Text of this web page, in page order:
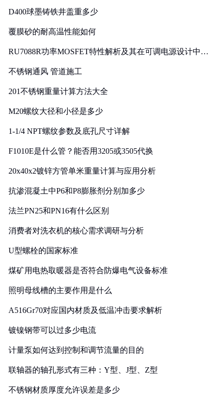
D400球墨铸铁井盖重多少
覆膜砂的耐高温性能如何
RU7088R功率MOSFET特性解析及其在可调电源设计中的
不锈钢通风 管道施工
201不锈钢重量计算方法大全
M20螺纹大径和小径是多少
1-1/4 NPT螺纹参数及底孔尺寸详解
F1010E是什么管？能否用3205或3505代换
20x40x2镀锌方管单米重量计算与应用分析
抗渗混凝土中P6和P8膨胀剂分别加多少
法兰PN25和PN16有什么区别
消费者对洗衣机的核心需求调研与分析
U型螺栓的国家标准
煤矿用电热取暖器是否符合防爆电气设备标准
照明母线槽的主要作用是什么
A516Gr70对应国内材质及低温冲击要求解析
镀镍钢带可以过多少电流
计量泵如何达到控制和调节流量的目的
联轴器的轴孔形式有三种：Y型、J型、Z型
不锈钢材质厚度允许误差是多少